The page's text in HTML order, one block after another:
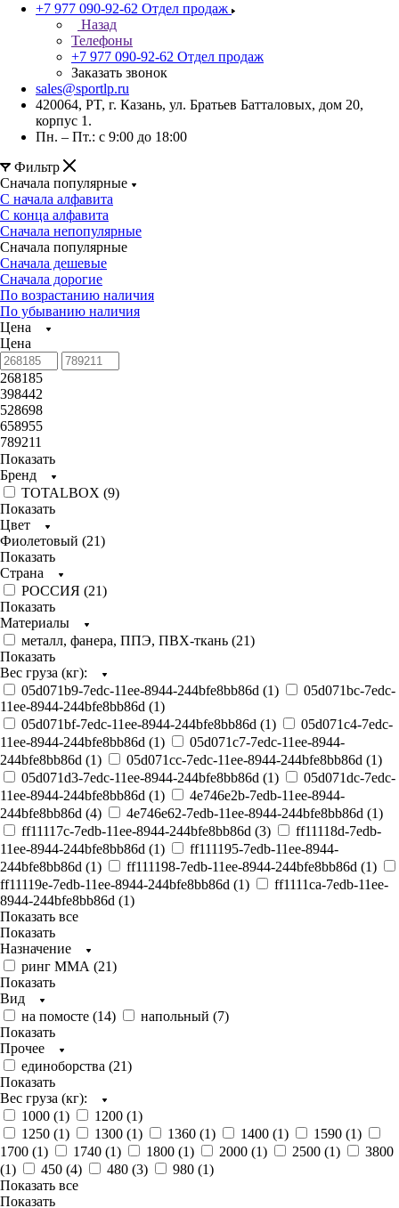
+7 977 090-92-62 Отдел продаж
Назад
Телефоны
+7 977 090-92-62 Отдел продаж
Заказать звонок
sales@sportlp.ru
420064, PT, г. Казань, ул. Братьев Батталовых, дом 20,
корпус 1.
Пн. – Пт.: с 9:00 до 18:00
Фильтр
Сначала популярные
С начала алфавита
С конца алфавита
Сначала непопулярные
Сначала популярные
Сначала дешевые
Сначала дорогие
По возрастанию наличия
По убыванию наличия
Цена
Цена
268185
398442
528698
658955
789211
Показать
Бренд
TOTALBOX (9)
Показать
Цвет
Фиолетовый (21)
Показать
Страна
РОССИЯ (21)
Показать
Материалы
металл, фанера, ППЭ, ПВХ-ткань (21)
Показать
Вес груза (кг):
05d071b9-7edc-11ee-8944-244bfe8bb86d (1)
05d071bc-7edc-
11ee-8944-244bfe8bb86d (1)
05d071bf-7edc-11ee-8944-244bfe8bb86d (1)
05d071c4-7edc-
11ee-8944-244bfe8bb86d (1)
05d071c7-7edc-11ee-8944-
244bfe8bb86d (1) 05d071cc-7edc-11ee-8944-244bfe8bb86d (1)
05d071d3-7edc-11ee-8944-244bfe8bb86d (1)
05d071dc-7edc-
11ee-8944-244bfe8bb86d (1)
4e746e2b-7edb-11ee-8944-
244bfe8bb86d (4) 4e746e62-7edb-11ee-8944-244bfe8bb86d (1)
ff11117c-7edb-11ee-8944-244bfe8bb86d (3)
ff11118d-7edb-
11ee-8944-244bfe8bb86d (1)
ff111195-7edb-11ee-8944-
244bfe8bb86d (1) ff111198-7edb-11ee-8944-244bfe8bb86d (1)
ff11119e-7edb-11ee-8944-244bfe8bb86d (1)
ff1111ca-7edb-11ee-
8944-244bfe8bb86d (1)
Показать все
Показать
Назначение
ринг ММА (21)
Показать
Вид
на помосте (14) напольный (7)
Показать
Прочее
единоборства (21)
Показать
Вес груза (кг):
1000 (1) 1200 (1)
1250 (1) 1300 (1) 1360 (1) 1400 (1) 1590 (1)
1700 (1) 1740 (1) 1800 (1) 2000 (1) 2500 (1)
3800
(1) 450 (4) 480 (3) 980 (1)
Показать все
Показать